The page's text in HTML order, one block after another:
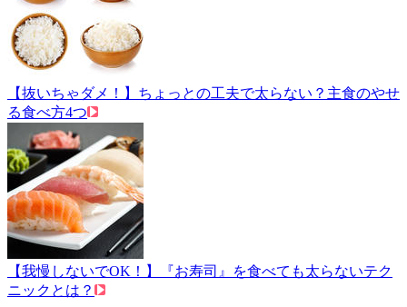
【抜いちゃダメ！】ちょっとの工夫で太らない？主食のやせ
る食べ方4つ
【我慢しないでOK！】『お寿司』を食べても太らないテク
ニックとは？